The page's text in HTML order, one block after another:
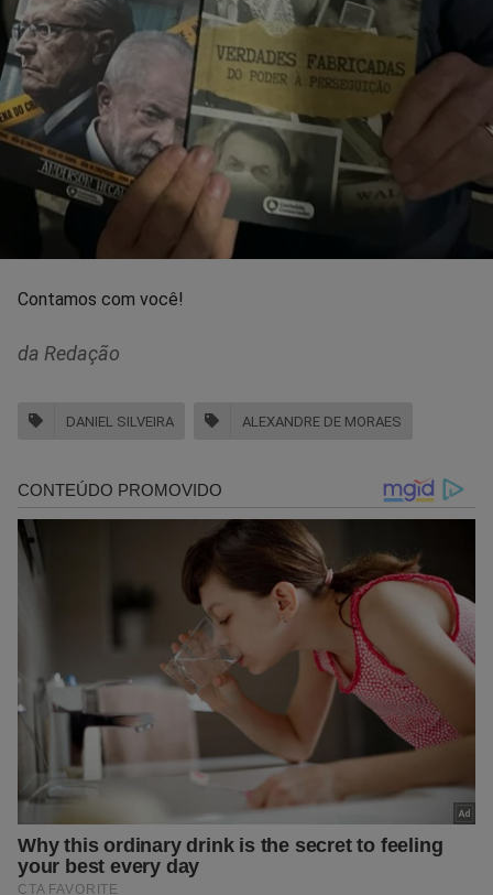
Contamos com você!
da Redação
DANIEL SILVEIRA ALEXANDRE DE MORAES